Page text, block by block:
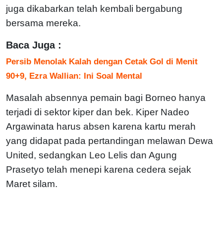
juga dikabarkan telah kembali bergabung
bersama mereka.
Baca Juga :
Persib Menolak Kalah dengan Cetak Gol di Menit
90+9, Ezra Wallian: Ini Soal Mental
Masalah absennya pemain bagi Borneo hanya
terjadi di sektor kiper dan bek. Kiper Nadeo
Argawinata harus absen karena kartu merah
yang didapat pada pertandingan melawan Dewa
United, sedangkan Leo Lelis dan Agung
Prasetyo telah menepi karena cedera sejak
Maret silam.